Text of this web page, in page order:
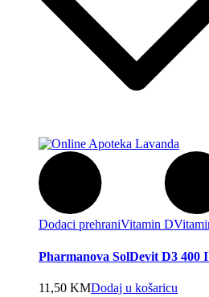
Dodaci prehraniVitamin D
Pharmanova SolDevit D3 400
11,50 KMDodaj u košaricu